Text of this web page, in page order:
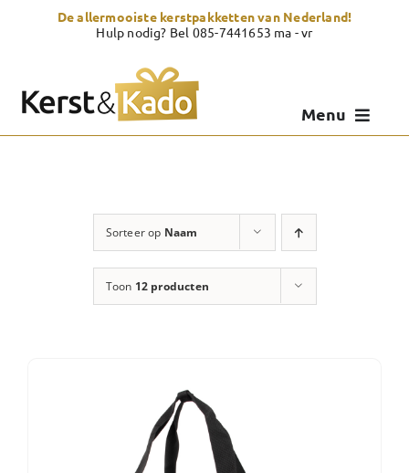
De allermooiste kerstpakketten van Nederland!
Hulp nodig? Bel 085-7441653 ma - vr
Menu
Zelf samenstellen
Sorteer op Naam
Toon 12 producten